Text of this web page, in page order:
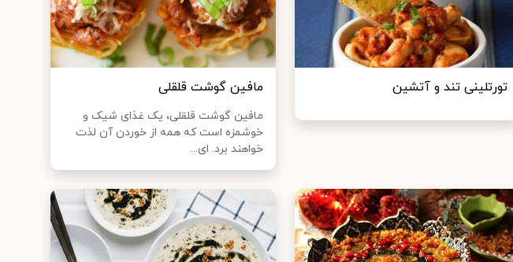
تورتلینی تند و آتشین مافین گوشت قلقلی
مافین گوشت قلقلی، یک غذای شیک و
خوشمزه است که همه از خوردن آن لذت
خواهند برد. ای...